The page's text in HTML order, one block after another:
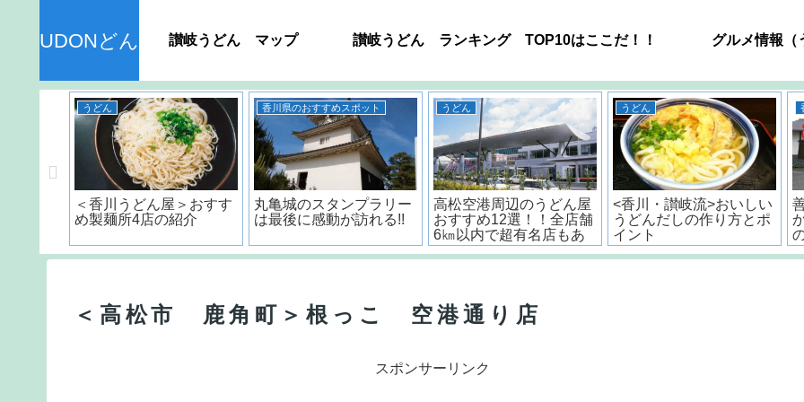
UDONどん 讃岐うどん マップ 讃岐うどん ランキング TOP10はここだ！！ グルメ情報（
うどん
＜香川うどん屋＞おすす
め製麺所4店の紹介
香川県のおすすめスポット
丸亀城のスタンプラリー
は最後に感動が訪れる!!
うどん
高松空港周辺のうどん屋
おすすめ12選！！全店舗
6㎞以内で超有名店もあ
るよ。
うどん
<香川・讃岐流>おいしい
うどんだしの作り方とポ
イント
＜高松市 鹿角町＞根っこ 空港通り店
スポンサーリンク